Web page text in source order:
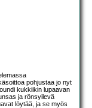
pohjustaa jo nyt
kukkiikin lupaavan
ja rönsyilevä
löytää, ja se myös